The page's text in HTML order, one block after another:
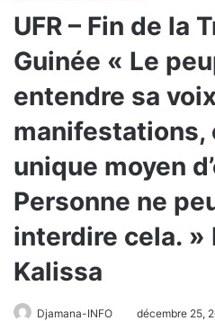
UFR – Fin de la
Guinée « Le
entendre sa
manifestations,
unique moyen
Personne ne
interdire cela.
Kalissa
Djamana-INFO décembre 25,